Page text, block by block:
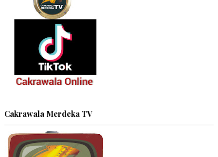
Cakrawala Merdeka TV